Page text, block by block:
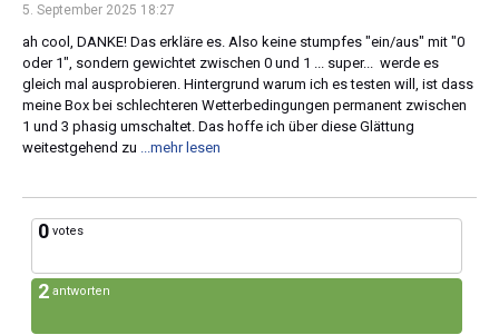
5. September 2025 18:27
ah cool, DANKE! Das erkläre es. Also keine stumpfes "ein/aus" mit "0
oder 1", sondern gewichtet zwischen 0 und 1 ... super... werde es
gleich mal ausprobieren. Hintergrund warum ich es testen will, ist dass
meine Box bei schlechteren Wetterbedingungen permanent zwischen
1 und 3 phasig umschaltet. Das hoffe ich über diese Glättung
weitestgehend zu
...mehr lesen
0 votes
2 antworten